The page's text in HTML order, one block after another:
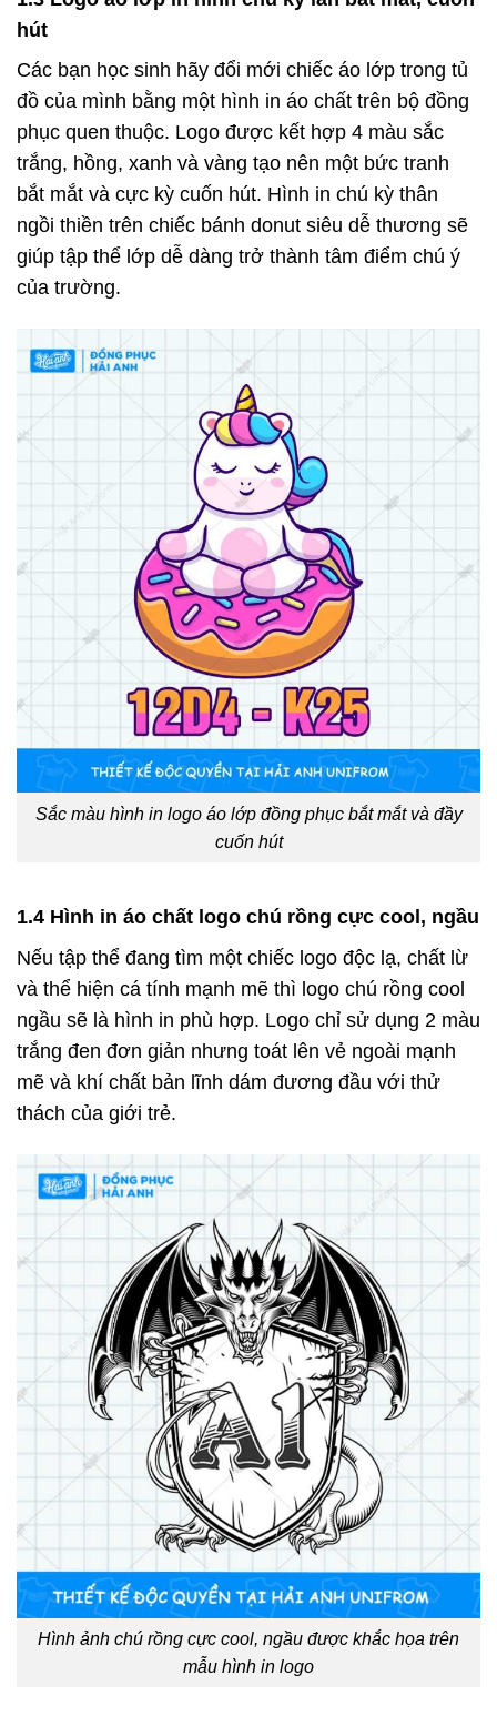
hút
Các bạn học sinh hãy đổi mới chiếc áo lớp trong tủ
đồ của mình bằng một hình in áo chất trên bộ đồng
phục quen thuộc. Logo được kết hợp 4 màu sắc
trắng, hồng, xanh và vàng tạo nên một bức tranh
bắt mắt và cực kỳ cuốn hút. Hình in chú kỳ thân
ngồi thiền trên chiếc bánh donut siêu dễ thương sẽ
giúp tập thể lớp dễ dàng trở thành tâm điểm chú ý
của trường.
Sắc màu hình in logo áo lớp đồng phục bắt mắt và đầy
cuốn hút
1.4 Hình in áo chất logo chú rồng cực cool, ngầu
Nếu tập thể đang tìm một chiếc logo độc lạ, chất lừ
và thể hiện cá tính mạnh mẽ thì logo chú rồng cool
ngầu sẽ là hình in phù hợp. Logo chỉ sử dụng 2 màu
trắng đen đơn giản nhưng toát lên vẻ ngoài mạnh
mẽ và khí chất bản lĩnh dám đương đầu với thử
thách của giới trẻ.
Hình ảnh chú rồng cực cool, ngầu được khắc họa trên
mẫu hình in logo